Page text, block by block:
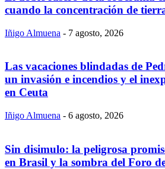
cuando la concentración de
Iñigo Almuena - 7 agosto, 2026
Las vacaciones blindadas de
un invasión e incendios y el
en Ceuta
Iñigo Almuena - 6 agosto, 2026
Sin disimulo: la peligrosa
en Brasil y la sombra del Foro